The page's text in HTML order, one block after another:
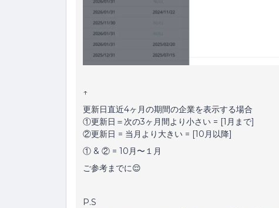
↑
更新日直近4ヶ月の期間の企業を表示する場合
①更新日＝次の3ヶ月間より小さい = [1月まで]
②更新日 = 当月より大きい = [10月以降]
① & ② = 10月〜１月
ご参考までに😌
P.S